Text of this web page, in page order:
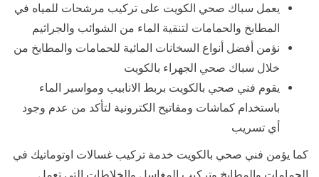
يعمل سباك صحي الكويت على تركيب مرشحات للمياه في
المطابخ والحمامات لتنقية الماء من الشوائب والجراثيم
نؤمن أفضل أنواع السخانات المائية للحمامات والمطابخ من
خلال سباك صحي الجهراء بالكويت
يقوم فني صحي بالكويت بربط الانابيب ومواسير الماء
باستخدام كماشات ومفاتيح الكترونية لتأكد من عدم وجود
أي تسريب
كما يؤمن فني صحي بالكويت خدمة تركيب غسالات اوتوماتيك في